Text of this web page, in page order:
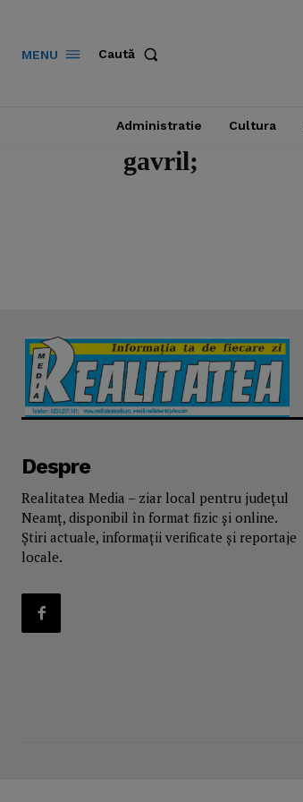
MENU Caută
Administratie Cultura
gavril;
Despre
Realitatea Media – ziar local pentru județul
Neamț, disponibil în format fizic și online.
Știri actuale, informații verificate și reportaje
locale.